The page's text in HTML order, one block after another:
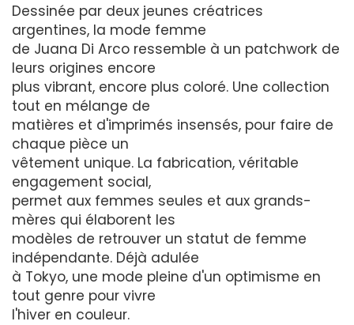
Dessinée par deux jeunes créatrices
argentines, la mode femme
de Juana Di Arco ressemble à un patchwork de
leurs origines encore
plus vibrant, encore plus coloré. Une collection
tout en mélange de
matières et d'imprimés insensés, pour faire de
chaque pièce un
vêtement unique. La fabrication, véritable
engagement social,
permet aux femmes seules et aux grands-
mères qui élaborent les
modèles de retrouver un statut de femme
indépendante. Déjà adulée
à Tokyo, une mode pleine d'un optimisme en
tout genre pour vivre
l'hiver en couleur.